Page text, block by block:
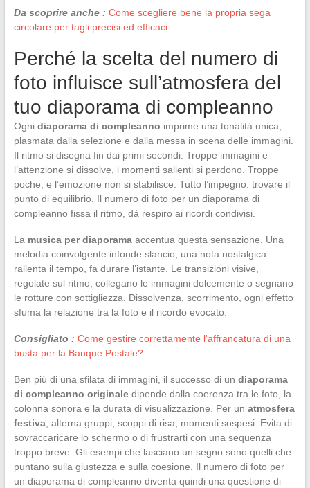
Da scoprire anche : Come scegliere bene la propria sega
circolare per tagli precisi ed efficaci
Perché la scelta del numero di
foto influisce sull’atmosfera del
tuo diaporama di compleanno
Ogni diaporama di compleanno imprime una tonalità unica,
plasmata dalla selezione e dalla messa in scena delle immagini.
Il ritmo si disegna fin dai primi secondi. Troppe immagini e
l’attenzione si dissolve, i momenti salienti si perdono. Troppe
poche, e l’emozione non si stabilisce. Tutto l’impegno: trovare il
punto di equilibrio. Il numero di foto per un diaporama di
compleanno fissa il ritmo, dà respiro ai ricordi condivisi.
La musica per diaporamaaccentua questa sensazione. Una
melodia coinvolgente infonde slancio, una nota nostalgica
rallenta il tempo, fa durare l’istante. Le transizioni visive,
regolate sul ritmo, collegano le immagini dolcemente o segnano
le rotture con sottigliezza. Dissolvenza, scorrimento, ogni effetto
sfuma la relazione tra la foto e il ricordo evocato.
Consigliato : Come gestire correttamente l'affrancatura di una
busta per la Banque Postale?
Ben più di una sfilata di immagini, il successo di un diaporama
di compleanno originaledipende dalla coerenza tra le foto, la
colonna sonora e la durata di visualizzazione. Per un atmosfera
festiva, alterna gruppi, scoppi di risa, momenti sospesi. Evita di
sovraccaricare lo schermo o di frustrarti con una sequenza
troppo breve. Gli esempi che lasciano un segno sono quelli che
puntano sulla giustezza e sulla coesione. Il numero di foto per
un diaporama di compleanno diventa quindi una questione di